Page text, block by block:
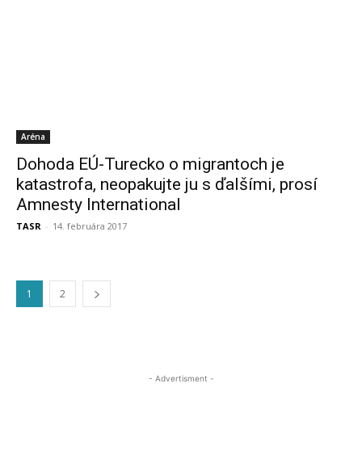
Aréna
Dohoda EÚ-Turecko o migrantoch je
katastrofa, neopakujte ju s ďalšími, prosí
Amnesty International
TASR - 14. februára 2017
1 2
- Advertisment -